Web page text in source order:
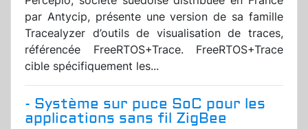
par Antycip, présente une version de sa famille
Tracealyzer d’outils de visualisation de traces,
référencée FreeRTOS+Trace. FreeRTOS+Trace
cible spécifiquement les...
- Système sur puce SoC pour les
applications sans fil ZigBee